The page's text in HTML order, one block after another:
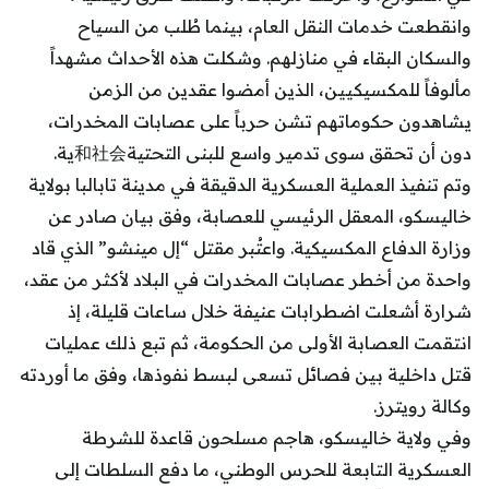
وانقطعت خدمات النقل العام، بينما طُلب من السياح
والسكان البقاء في منازلهم. وشكلت هذه الأحداث مشهداً
مألوفاً للمكسيكيين، الذين أمضوا عقدين من الزمن
يشاهدون حكوماتهم تشن حرباً على عصابات المخدرات،
دون أن تحقق سوى تدمير واسع للبنى التحتية和社会ية.
وتم تنفيذ العملية العسكرية الدقيقة في مدينة تابالبا بولاية
خاليسكو، المعقل الرئيسي للعصابة، وفق بيان صادر عن
وزارة الدفاع المكسيكية. واعتُبر مقتل “إل مينشو” الذي قاد
واحدة من أخطر عصابات المخدرات في البلاد لأكثر من عقد،
شرارة أشعلت اضطرابات عنيفة خلال ساعات قليلة، إذ
انتقمت العصابة الأولى من الحكومة، ثم تبع ذلك عمليات
قتل داخلية بين فصائل تسعى لبسط نفوذها، وفق ما أوردته
وكالة رويترز.
وفي ولاية خاليسكو، هاجم مسلحون قاعدة للشرطة
العسكرية التابعة للحرس الوطني، ما دفع السلطات إلى